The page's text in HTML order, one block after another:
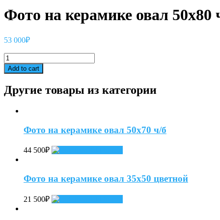
Фото на керамике овал 50х80
53 000₽
Фото
на
керамике
50х80
Add to cart
Другие товары из категории
Фото на керамике овал 50х70 ч/б
44 500₽
Фото на керамике овал 35х50 цветной
21 500₽